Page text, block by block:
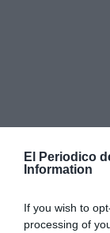
El Periodico
Information
If you wish to
processing of